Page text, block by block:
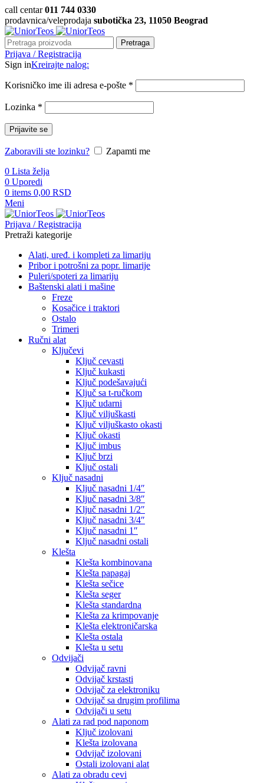
call centar011 744 0330
prodavnica/veleprodaja subotička 23, 11050 Beograd
Pretraga
Prijava / Registracija
Sign inKreirajte nalog:
Korisničko ime ili adresa e-pošte *
Lozinka *
Prijavite se
Zaboravili ste lozinku?
Zapamti me
0 Lista želja
0 Uporedi
0 items 0,00 RSD
Meni
Prijava / Registracija
Pretraži kategorije
Alati, uređ. i kompleti za limariju
Pribor i potrošni za popr. limarije
Puleri/spoteri za limariju
Baštenski alati i mašine
Freze
Kosačice i traktori
Ostalo
Trimeri
Ručni alat
Ključevi
Ključ cevasti
Ključ kukasti
Ključ podešavajući
Ključ sa t-ručkom
Ključ udarni
Ključ viljuškasti
Ključ viljuškasto okasti
Ključ okasti
Ključ imbus
Ključ brzi
Ključ ostali
Ključ nasadni
Ključ nasadni 1/4″
Ključ nasadni 3/8″
Ključ nasadni 1/2″
Ključ nasadni 3/4″
Ključ nasadni 1″
Ključ nasadni ostali
Klešta
Klešta kombinovana
Klešta papagaj
Klešta sečice
Klešta seger
Klešta standardna
Klešta za krimpovanje
Klešta elektroničarska
Klešta ostala
Klešta u setu
Odvijači
Odvijač ravni
Odvijač krstasti
Odvijač za elektroniku
Odvijač sa drugim profilima
Odvijači u setu
Alati za rad pod naponom
Ključ izolovani
Klešta izolovana
Odvijač izolovani
Ostali izolovani alat
Alati za obradu cevi